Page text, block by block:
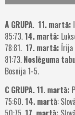
A GRUPA. 11. martā:
85:73. 14. martā:
78:81. 17. martā: Īrija
81:73. Noslēguma
Bosnija 1-5.
C GRUPA. 11. martā:
75:60. 14. martā: